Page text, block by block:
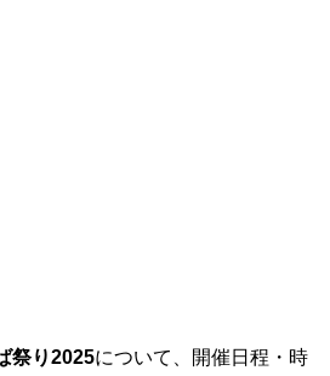
祭り2025について、開催日程・時